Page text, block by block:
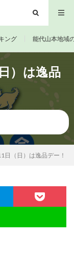
ング 能代山本地域
）は逸品
日（日）は逸品デー！